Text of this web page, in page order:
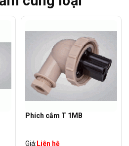
Phích cắm T 1MB
Giá: Liên hệ